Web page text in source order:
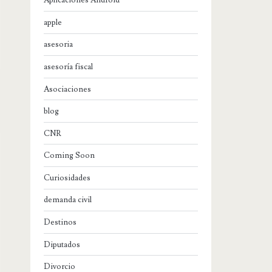
apple
asesoria
asesoría fiscal
Asociaciones
blog
CNR
Coming Soon
Curiosidades
demanda civil
Destinos
Diputados
Divorcio